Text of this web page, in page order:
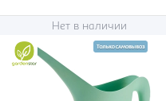
Нет в наличии